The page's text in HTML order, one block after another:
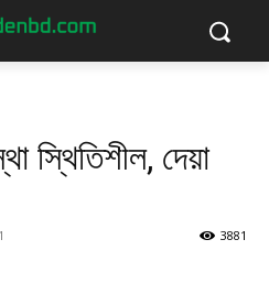
স্থিতিশীল, দেয়া
3881